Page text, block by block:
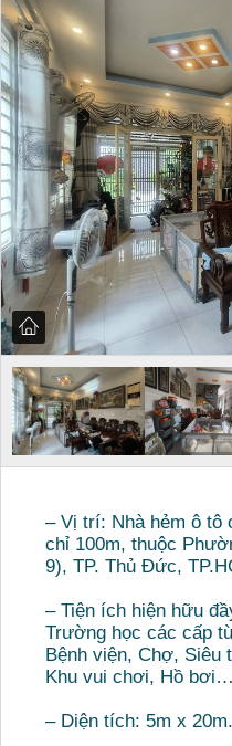
– Vị trí: Nhà hẻm ô
chỉ 100m, thuộc
9), TP. Thủ Đức,
– Tiện ích hiện hữu
Trường học các cấp
Bệnh viện, Chợ, Siêu
Khu vui chơi, Hồ bơi…
– Diện tích: 5m x